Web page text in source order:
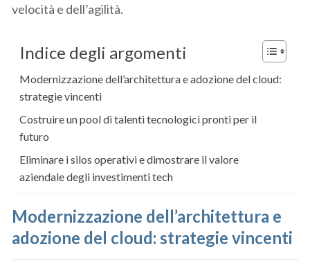
velocità e dell’agilità.
Indice degli argomenti
Modernizzazione dell’architettura e adozione del cloud:
strategie vincenti
Costruire un pool di talenti tecnologici pronti per il
futuro
Eliminare i silos operativi e dimostrare il valore
aziendale degli investimenti tech
Modernizzazione dell’architettura e
adozione del cloud: strategie vincenti